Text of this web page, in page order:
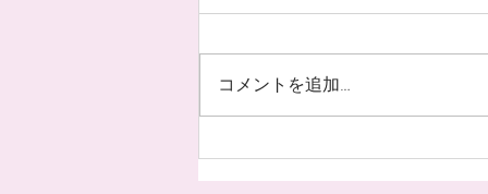
お客様のネイル☆˚✧*
コメントを追加…